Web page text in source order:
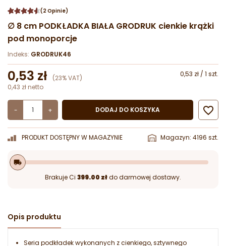
(2 Opinie)
∅ 8 cm PODKŁADKA BIAŁA GRODRUK cienkie krążki
pod monoporcje
Indeks: GRODRUK46
0,53 zł (23% VAT)
0,53 zł / 1 szt.
0,43 zł netto
- + DODAJ DO KOSZYKA 
PRODUKT DOSTĘPNY W MAGAZYNIE Magazyn: 4196 szt.
local_shipping
Brakuje Ci 399.00 złdo darmowej dostawy.
Opis produktu
Seria podkładek wykonanych z cienkiego, sztywnego